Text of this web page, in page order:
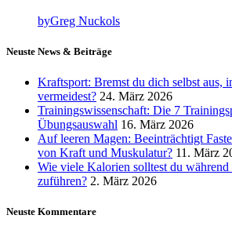
byGreg Nuckols
Neuste News & Beiträge
Kraftsport: Bremst du dich selbst aus,
vermeidest? 24. März 2026
Trainingswissenschaft: Die 7
Übungsauswahl 16. März 2026
Auf leeren Magen: Beeinträchtigt
von Kraft und Muskulatur? 11. März
Wie viele Kalorien solltest du während
zuführen? 2. März 2026
Neuste Kommentare